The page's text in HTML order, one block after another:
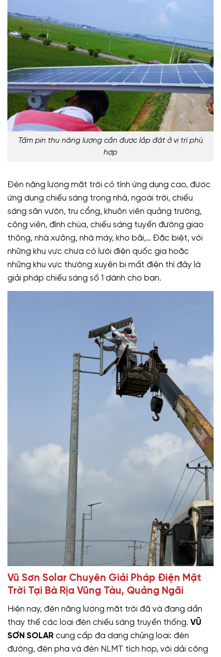
Tấm pin thu năng lượng cần được lắp đặt ở vị trí phù
hợp
Đèn năng lượng mặt trời có tính ứng dụng cao, được
ứng dụng chiếu sáng trong nhà, ngoài trời, chiếu
sáng sân vườn, trụ cổng, khuôn viên quảng trường,
công viên, đình chùa, chiếu sáng tuyến đường giao
thông, nhà xưởng, nhà máy, kho bãi,… Đặc biệt, với
những khu vực chưa có lưới điện quốc gia hoặc
những khu vực thường xuyên bị mất điện thì đây là
giải pháp chiếu sáng số 1 dành cho bạn.
Vũ Sơn Solar Chuyên Giải Pháp Điện Mặt
Trời Tại Bà Rịa Vũng Tàu, Quảng Ngãi
Hiện nay, đèn năng lượng mặt trời đã và đang dần
thay thế các loại đèn chiếu sáng truyền thống. VŨ
SƠN SOLAR cung cấp đa dạng chủng loại: đèn
đường, đèn pha và đèn NLMT tích hợp, với dải công